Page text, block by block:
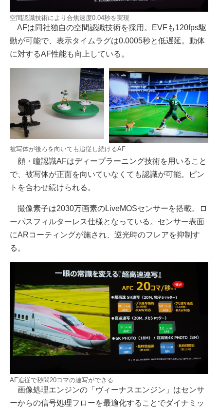
空間認識技術により合焦速度0.04秒を実現
AFは同社独自の空間認識技術を採用。EVFも120fps駆
動が可能で、表示タイムラグは0.0005秒と低遅延。動体
に対するAF性能も向上している。
被写体が後ろを向いても追従し続けるAF
顔・瞳認識AFはディープラーニング技術を用いること
で、被写体が正面を向いていなくても認識が可能。ピン
トを合わせ続けられる。
撮像素子は2030万画素のLiveMOSセンサーを搭載。ロ
ーパスフィルターレス仕様となっている。センサー表面
にARコーティングが施され、逆光時のフレアを抑制す
る。
AF追従で秒間20コマの連写ができる
画像処理エンジンの「ヴィーナスエンジン」はセンサ
ーからの信号処理フローを最適化することでダイナミッ